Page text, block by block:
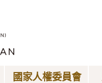
國家人權委員會